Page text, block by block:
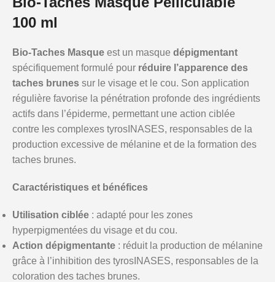
100 ml
Bio-Taches Masque est un masque dépigmentant
spécifiquement formulé pour réduire l’apparence des
taches brunes sur le visage et le cou. Son application
régulière favorise la pénétration profonde des ingrédients
actifs dans l’épiderme, permettant une action ciblée
contre les complexes tyrosINASES, responsables de la
production excessive de mélanine et de la formation des
taches brunes.
Caractéristiques et bénéfices
Utilisation ciblée : adapté pour les zones
hyperpigmentées du visage et du cou.
Action dépigmentante : réduit la production de mélanine
grâce à l’inhibition des tyrosINASES, responsables de la
coloration des taches brunes.